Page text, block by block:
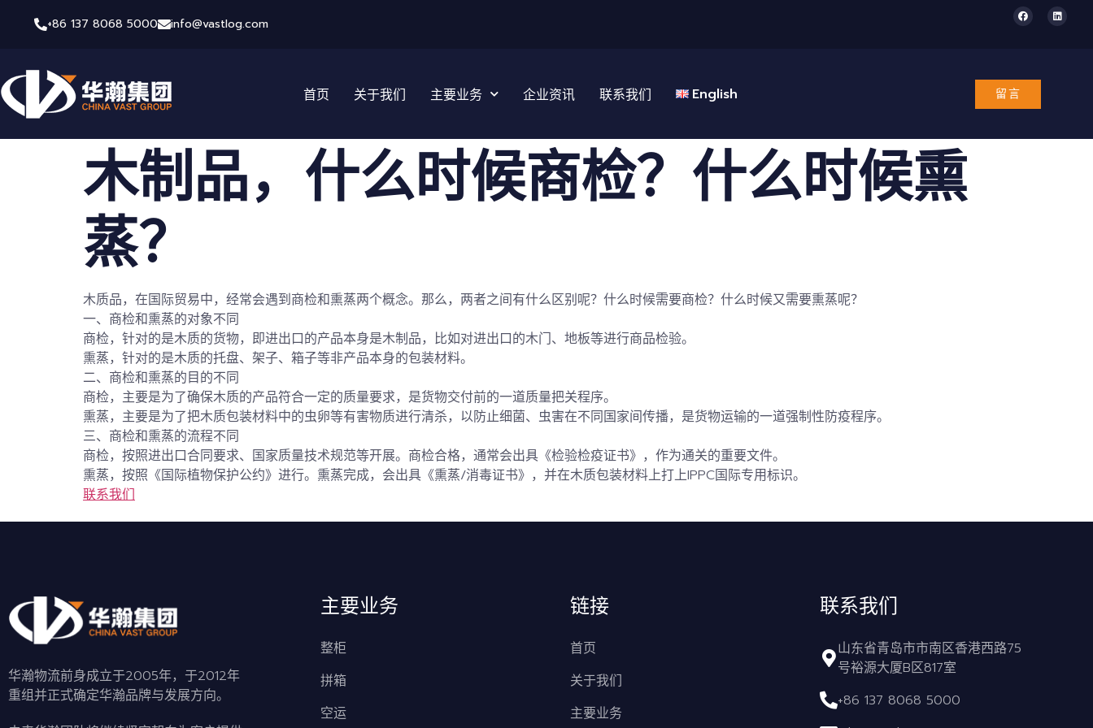
+86 137 8068 5000 info@vastlog.com
首页 关于我们 主要业务 企业资讯 联系我们 English 留言
木制品，什么时候商检？什么时候熏
蒸？
木质品，在国际贸易中，经常会遇到商检和熏蒸两个概念。那么，两者之间有什么区别呢？什么时候需要商检？什么时候又需要熏蒸呢？
一、商检和熏蒸的对象不同
商检，针对的是木质的货物，即进出口的产品本身是木制品，比如对进出口的木门、地板等进行商品检验。
熏蒸，针对的是木质的托盘、架子、箱子等非产品本身的包装材料。
二、商检和熏蒸的目的不同
商检，主要是为了确保木质的产品符合一定的质量要求，是货物交付前的一道质量把关程序。
熏蒸，主要是为了把木质包装材料中的虫卵等有害物质进行清杀，以防止细菌、虫害在不同国家间传播，是货物运输的一道强制性防疫程序。
三、商检和熏蒸的流程不同
商检，按照进出口合同要求、国家质量技术规范等开展。商检合格，通常会出具《检验检疫证书》，作为通关的重要文件。
熏蒸，按照《国际植物保护公约》进行。熏蒸完成，会出具《熏蒸/消毒证书》，并在木质包装材料上打上IPPC国际专用标识。
联系我们
华瀚物流前身成立于2005年，于2012年
重组并正式确定华瀚品牌与发展方向。
主要业务
整柜
拼箱
空运
链接
首页
关于我们
主要业务
联系我们
山东省青岛市市南区香港西路75
号裕源大厦B区817室
+86 137 8068 5000